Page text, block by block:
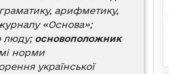
арифметику,
«Основа»;
люду; основоположник
норми
української